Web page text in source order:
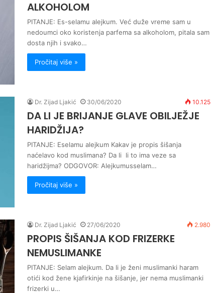
ALKOHOLOM
PITANJE: Es-selamu alejkum. Već duže vreme sam u
nedoumci oko koristenja parfema sa alkoholom, pitala sam
dosta njih i svako…
Pročitaj više »
Dr. Zijad Ljakić 30/06/2020 10.125
DA LI JE BRIJANJE GLAVE OBILJEŽJE
HARIDŽIJA?
PITANJE: Eselamu alejkum Kakav je propis šišanja
naćelavo kod muslimana? Da li li to ima veze sa
haridžijma? ODGOVOR: Alejkumusselam…
Pročitaj više »
Dr. Zijad Ljakić 27/06/2020 2.980
PROPIS ŠIŠANJA KOD FRIZERKE
NEMUSLIMANKE
PITANJE: Selam alejkum. Da li je ženi muslimanki haram
otići kod žene kjafirkinje na šišanje, jer nema muslimanki
frizerki u…